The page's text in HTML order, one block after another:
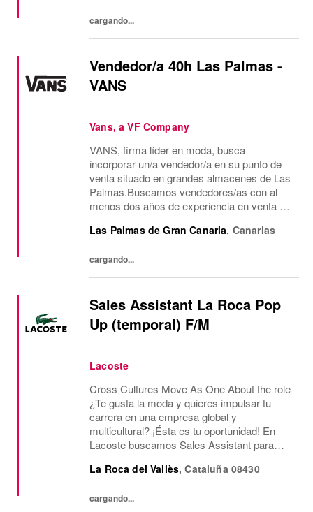
cargando...
Vendedor/a 40h Las Palmas -
VANS
Vans, a VF Company
VANS, firma líder en moda, busca
incorporar un/a vendedor/a en su punto de
venta situado en grandes almacenes de Las
Palmas.Buscamos vendedores/as con al
menos dos años de experiencia en venta de
comerciales, recepción de mercancía,
Las Palmas de Gran Canaria, Canarias
cargando...
Sales Assistant La Roca Pop
Up (temporal) F/M
Lacoste
Cross Cultures Move As One About the role
¿Te gusta la moda y quieres impulsar tu
carrera en una empresa global y
multicultural? ¡Ésta es tu oportunidad! En
Lacoste buscamos Sales Assistant para
ofrecemos? Jornada laboral de 20, 30 y 40
La Roca del Vallès,Cataluña 08430
cargando...